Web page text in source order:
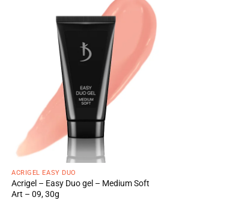
ACRIGEL EASY DUO
Acrigel – Easy Duo gel – Medium Soft
Art – 09, 30g